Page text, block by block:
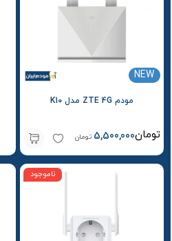
NEW
مودم ZTE 4G مدل K10
5,500,000 تومان تومان
ناموجود